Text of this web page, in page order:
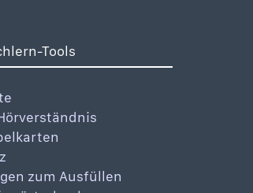
Tools
zum Ausfüllen